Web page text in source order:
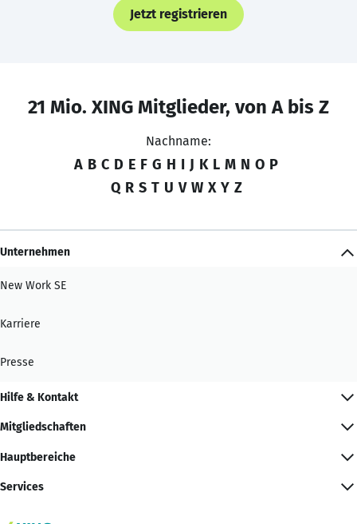
Jetzt registrieren
21 Mio. XING Mitglieder, von A bis Z
Nachname:
A B C D E F G H I J K L M N O P
Q R S T U V W X Y Z
Unternehmen
New Work SE
Karriere
Presse
Hilfe & Kontakt
Mitgliedschaften
Hauptbereiche
Services